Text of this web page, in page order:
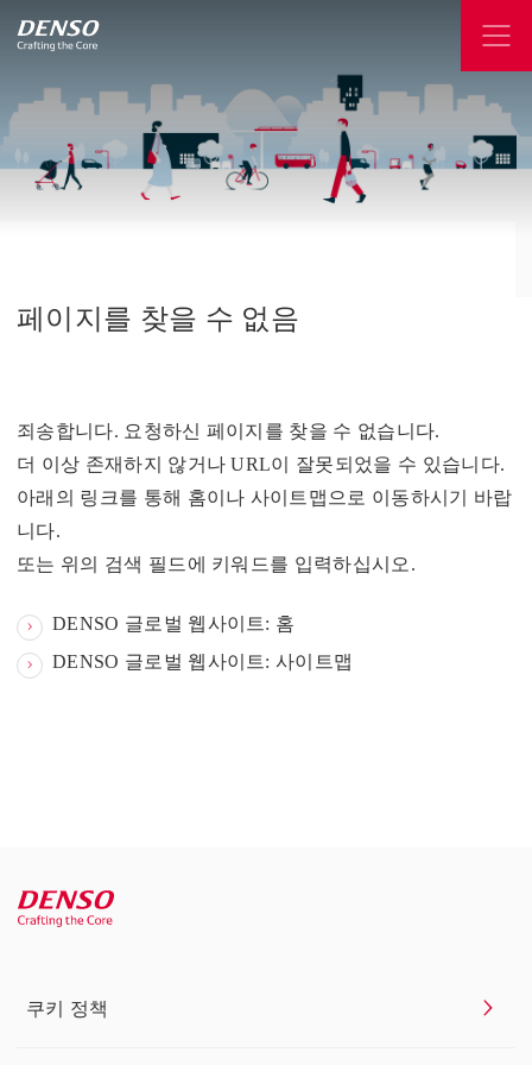
페이지를 찾을 수 없음
죄송합니다. 요청하신 페이지를 찾을 수 없습니다.
더 이상 존재하지 않거나 URL이 잘못되었을 수 있습니다.
아래의 링크를 통해 홈이나 사이트맵으로 이동하시기 바랍
니다.
또는 위의 검색 필드에 키워드를 입력하십시오.
DENSO 글로벌 웹사이트: 홈
DENSO 글로벌 웹사이트: 사이트맵
쿠키 정책